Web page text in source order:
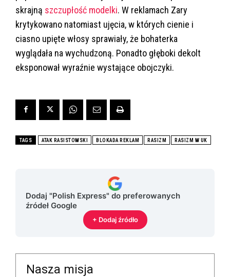
skrajną szczupłość modelki. W reklamach Zary
krytykowano natomiast ujęcia, w których cienie i
ciasno upięte włosy sprawiały, że bohaterka
wyglądała na wychudzoną. Ponadto głęboki dekolt
eksponował wyraźnie wystające obojczyki.
TAGS ATAK RASISTOWSKI BLOKADA REKLAM RASIZM RASIZM W UK
Dodaj "Polish Express" do preferowanych
źródeł Google
+ Dodaj źródło
Nasza misja